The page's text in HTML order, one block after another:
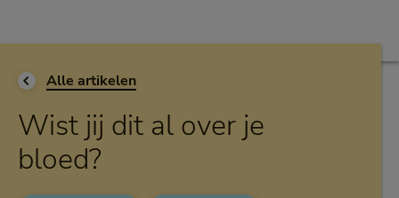
Ga terug naar
Alle artikelen
Wist jij dit al over je
bloed?